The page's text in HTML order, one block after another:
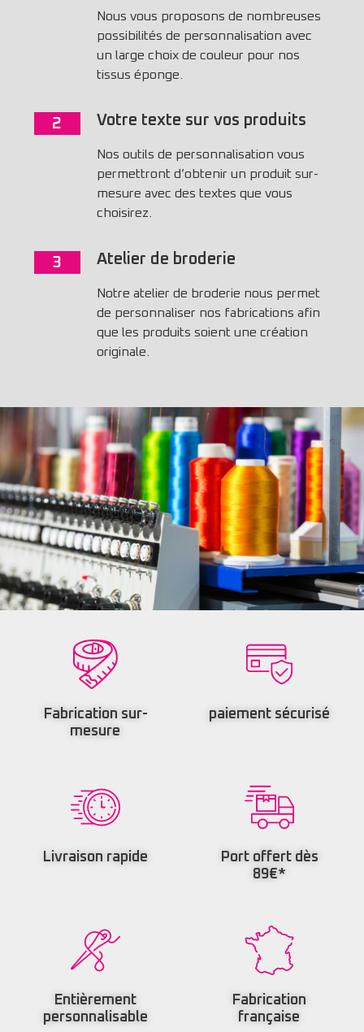
Nous vous proposons de nombreuses
possibilités de personnalisation avec
un large choix de couleur pour nos
tissus éponge.
2 Votre texte sur vos produits
Nos outils de personnalisation vous
permettront d’obtenir un produit sur-
mesure avec des textes que vous
choisirez.
3 Atelier de broderie
Notre atelier de broderie nous permet
de personnaliser nos fabrications afin
que les produits soient une création
originale.
Fabrication sur-
mesure
paiement sécurisé
Livraison rapide
Port offert dès
89€*
Entièrement
personnalisable
Fabrication
française